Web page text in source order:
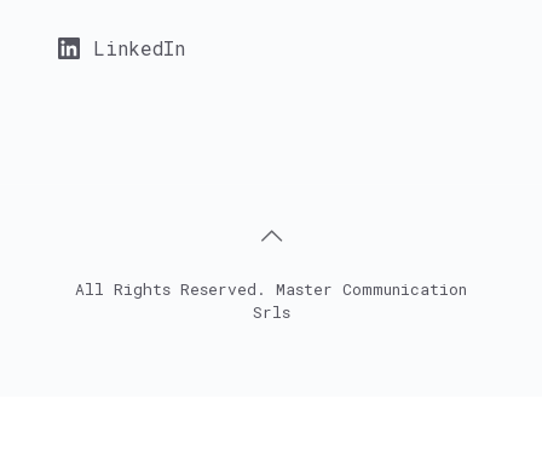
LinkedIn
All Rights Reserved. Master Communication
Srls